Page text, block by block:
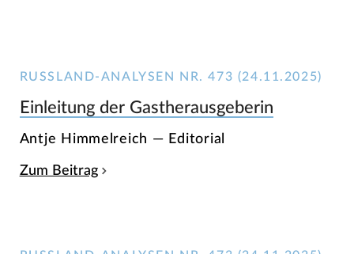
RUSSLAND-ANALYSEN NR. 473 (24.11.2025)
Einleitung der Gastherausgeberin
Antje Himmelreich — Editorial
Zum Beitrag